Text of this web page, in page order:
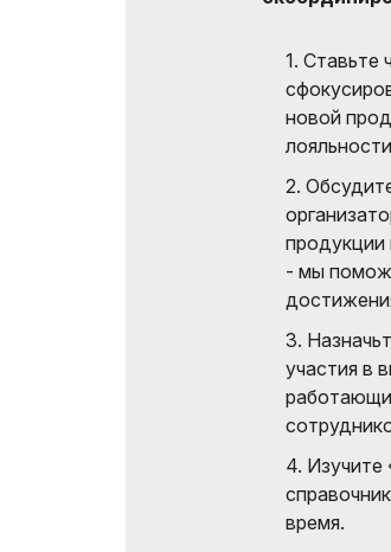
1. Ставьте
новой
2.
продукции
- мы
3.
участия в
4. Изучите
время.